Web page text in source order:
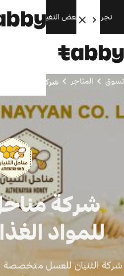
نجري الآن بعض التغييرات. سنعود
تسوق المتاجر شركة مناحل
شركة
للمواد
شركة الثنيان للعسل متخصصة